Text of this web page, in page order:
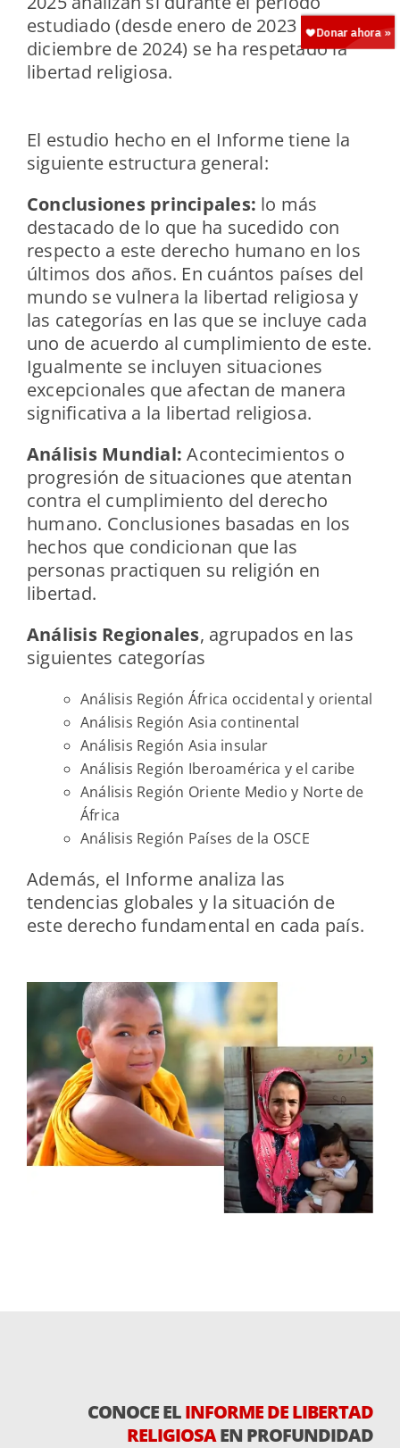
estudiado (desde enero de 2023 hasta
diciembre de 2024) se ha respetado la
libertad religiosa.
El estudio hecho en el Informe tiene la
siguiente estructura general:
Conclusiones principales: lo más
destacado de lo que ha sucedido con
respecto a este derecho humano en los
últimos dos años. En cuántos países del
mundo se vulnera la libertad religiosa y
las categorías en las que se incluye cada
uno de acuerdo al cumplimiento de este.
Igualmente se incluyen situaciones
excepcionales que afectan de manera
significativa a la libertad religiosa.
Análisis Mundial: Acontecimientos o
progresión de situaciones que atentan
contra el cumplimiento del derecho
humano. Conclusiones basadas en los
hechos que condicionan que las
personas practiquen su religión en
libertad.
Análisis Regionales, agrupados en las
siguientes categorías
Análisis Región África occidental y oriental
Análisis Región Asia continental
Análisis Región Asia insular
Análisis Región Iberoamérica y el caribe
Análisis Región Oriente Medio y Norte de
África
Análisis Región Países de la OSCE
Además, el Informe analiza las
tendencias globales y la situación de
este derecho fundamental en cada país.
CONOCE ELINFORME DE LIBERTAD
RELIGIOSAEN PROFUNDIDAD